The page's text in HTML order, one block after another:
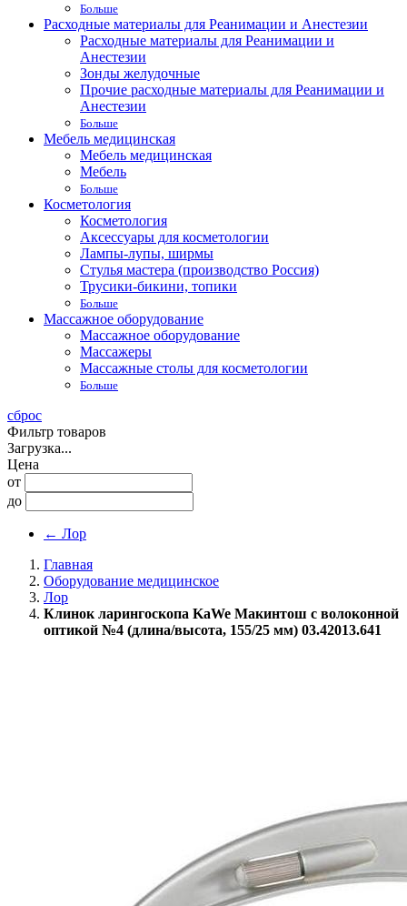
Больше
Расходные материалы для Реанимации и Анестезии
Расходные материалы для Реанимации и
Анестезии
Зонды желудочные
Прочие расходные материалы для Реанимации и
Анестезии
Больше
Мебель медицинская
Мебель медицинская
Мебель
Больше
Косметология
Косметология
Аксессуары для косметологии
Лампы-лупы, ширмы
Стулья мастера (производство Россия)
Трусики-бикини, топики
Больше
Массажное оборудование
Массажное оборудование
Массажеры
Массажные столы для косметологии
Больше
сброс
Фильтр товаров
Загрузка...
Цена
от
до
← Лор
Главная
Оборудование медицинское
Лор
Клинок ларингоскопа KaWe Макинтош с волоконной
оптикой №4 (длина/высота, 155/25 мм) 03.42013.641